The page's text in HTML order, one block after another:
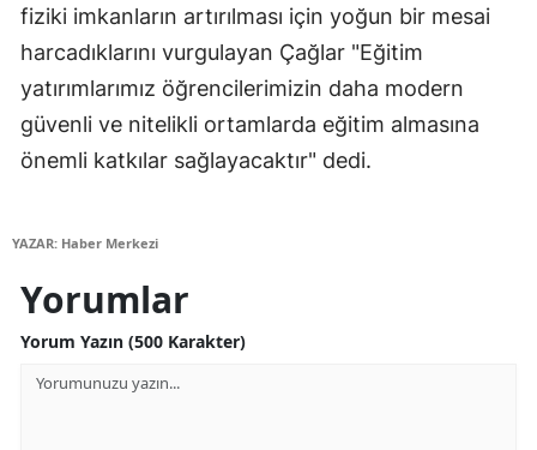
Yalova
Karabük
Kilis
fiziki imkanların artırılması için yoğun bir mesai
harcadıklarını vurgulayan Çağlar "Eğitim
yatırımlarımız öğrencilerimizin daha modern
güvenli ve nitelikli ortamlarda eğitim almasına
önemli katkılar sağlayacaktır" dedi.
YAZAR: Haber Merkezi
Yorumlar
Yorum Yazın (500 Karakter)